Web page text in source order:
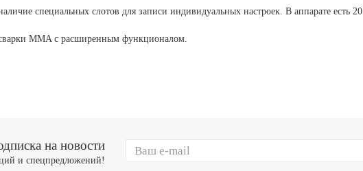
специальных слотов для записи индивидуальных настроек. В аппарате есть 20
MMA с расширенным функционалом.
на новости
и спецпредложений!